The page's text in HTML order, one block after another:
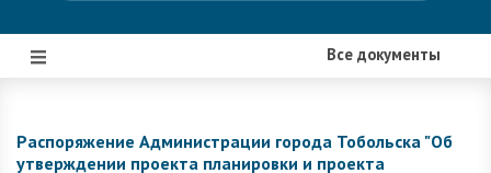
Все документы
|||
Распоряжение Администрации города Тобольска "Об
утверждении проекта планировки и проекта